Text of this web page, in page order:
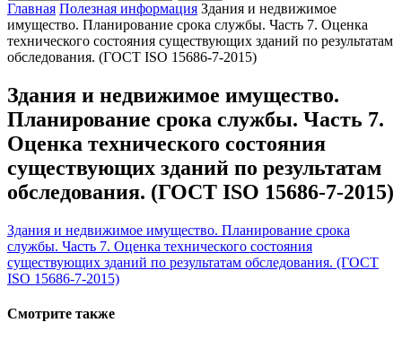
Главная Полезная информация Здания и недвижимое
имущество. Планирование срока службы. Часть 7. Оценка
технического состояния существующих зданий по результатам
обследования. (ГОСТ ISO 15686-7-2015)
Здания и недвижимое имущество.
Планирование срока службы. Часть 7.
Оценка технического состояния
существующих зданий по результатам
обследования. (ГОСТ ISO 15686-7-2015)
Здания и недвижимое имущество. Планирование срока
службы. Часть 7. Оценка технического состояния
существующих зданий по результатам обследования. (ГОСТ
ISO 15686-7-2015)
Смотрите также